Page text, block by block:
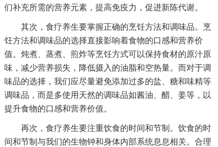
们补充所需的营养元素，提高免疫力，促进新陈代谢。
其次，食疗养生要掌握正确的烹饪方法和调味品。烹
饪方法和调味品的选择直接影响着食物的口感和营养价
值。炖煮、蒸煮、煎炸等烹饪方式可以保持食材的原汁原
味，减少营养损失，降低摄入的油脂和空热量。而对于调
味品的选择，我们应尽量避免添加过多的盐、糖和味精等
调味品，而是多使用天然的调味品如酱油、醋、姜等，以
提升食物的口感和营养价值。
再次，食疗养生要注重饮食的时间和节制。饮食的时
间和节制与我们的生物钟和身体内部系统息息相关。合理